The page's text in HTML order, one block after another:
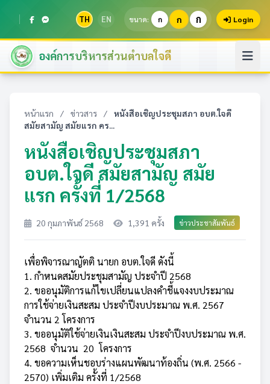
TH EN ขนาด: ก ก ก Login
องค์การบริหารส่วนตำบลใจดี
หน้าแรก / ข่าวสาร /
หนังสือเชิญประชุมสภา อบต.ใจดี
สมัยสามัญ สมัยแรก คร...
หนังสือเชิญประชุมสภา
อบต.ใจดี สมัยสามัญ สมัย
แรก ครั้งที่ 1/2568
20 กุมภาพันธ์ 2568 1,391 ครั้ง ข่าวประชาสัมพันธ์
เพื่อพิจารณาญัตติ นายก อบต.ใจดี ดังนี้
1. กำหนดสมัยประชุมสามัญ ประจำปี 2568
2. ขออนุมัติการแก้ไขเปลี่ยนแปลงคำชี้แจงงบประมาณ
การใช้จ่ายเงินสะสม ประจำปีงบประมาณ พ.ศ. 2567
จำนวน 2 โครงการ
3. ขออนุมัติใช้จ่ายเงินเงินสะสม ประจำปีงบประมาณ พ.ศ.
2568 จำนวน 20 โครงการ
4. ขอความเห็นชอบร่างแผนพัฒนาท้องถิ่น (พ.ศ. 2566 -
2570) เพิ่มเติม ครั้งที่ 1/2568